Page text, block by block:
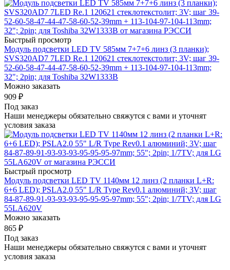
Быстрый просмотр
Модуль подсветки LED TV 585мм 7+7+6 линз (3 планки);
SVS320AD7 7LED Re.1 120621 стеклотекстолит; 3V; шаг 39-
52-60-58-47-44-47-58-60-52-39mm + 113-104-97-104-113mm;
32"; 2pin; для Toshiba 32W1333B
Можно заказать
909 ₽
Под заказ
Наши менеджеры обязательно свяжутся с вами и уточнят
условия заказа
Быстрый просмотр
Модуль подсветки LED TV 1140мм 12 линз (2 планки L+R:
6+6 LED); PSLA2.0 55" L/R Type Rev0.1 алюминий; 3V; шаг
84-87-89-91-93-93-93-95-95-95-97mm; 55"; 2pin; 1/7TV; для LG
55LA620V
Можно заказать
865 ₽
Под заказ
Наши менеджеры обязательно свяжутся с вами и уточнят
условия заказа